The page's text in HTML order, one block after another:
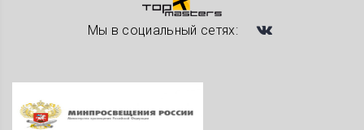
Мы в социальный сетях: